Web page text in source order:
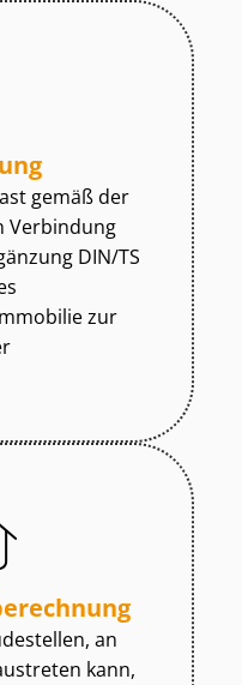
gemäß der
Verbindung
DIN/TS
zur
an
kann,